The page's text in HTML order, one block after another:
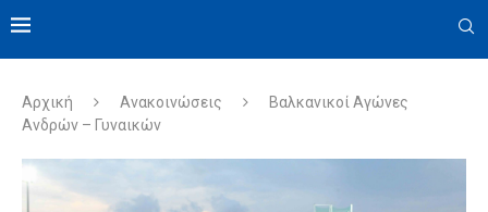
Αρχική Ανακοινώσεις
Βαλκανικοί Αγώνες
Ανδρών – Γυναικών